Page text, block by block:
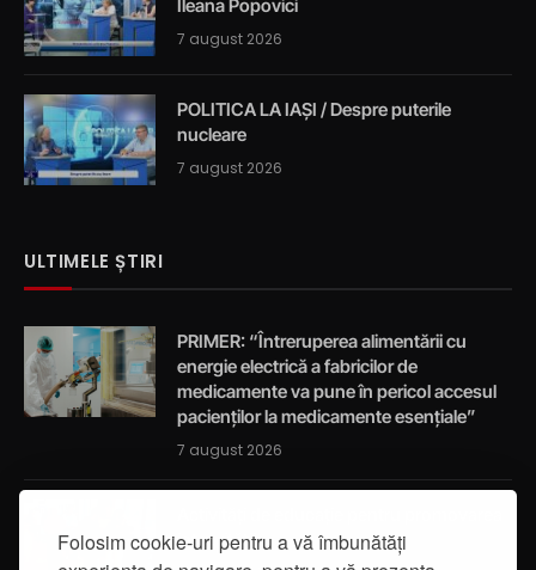
Folosim cookie-uri pentru a vă îmbunătăți
Ileana Popovici
7 august 2026
POLITICA LA IAȘI / Despre puterile
nucleare
7 august 2026
ULTIMELE ȘTIRI
PRIMER: “Întreruperea alimentării cu
energie electrică a fabricilor de
medicamente va pune în pericol accesul
pacienților la medicamente esențiale”
7 august 2026
integrității